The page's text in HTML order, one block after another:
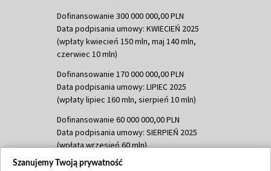
Dofinansowanie 300 000 000,00 PLN
Data podpisania umowy: KWIECIEŃ 2025
(wpłaty kwiecień 150 mln, maj 140 mln,
czerwiec 10 mln)
Dofinansowanie 170 000 000,00 PLN
Data podpisania umowy: LIPIEC 2025
(wpłaty lipiec 160 mln, sierpień 10 mln)
Dofinansowanie 60 000 000,00 PLN
Data podpisania umowy: SIERPIEŃ 2025
(wpłata wrzesień 60 mln)
Dofinansowanie 635 783 051,21 PLN
Szanujemy Twoją prywatność